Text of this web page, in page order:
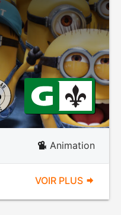
Animation
VOIR PLUS